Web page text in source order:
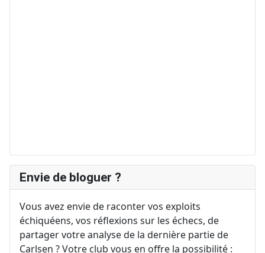
Envie de bloguer ?
Vous avez envie de raconter vos exploits
échiquéens, vos réflexions sur les échecs, de
partager votre analyse de la dernière partie de
Carlsen ? Votre club vous en offre la possibilité :